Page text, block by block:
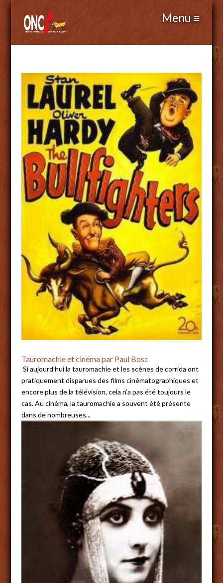
Tauromachie et cinéma par Paul Bosc
Si aujourd’hui la tauromachie et les scènes de corrida ont
pratiquement disparues des films cinématographiques et
encore plus de la télévision, cela n’a pas été toujours le
cas. Au cinéma, la tauromachie a souvent été présente
dans de nombreuses...